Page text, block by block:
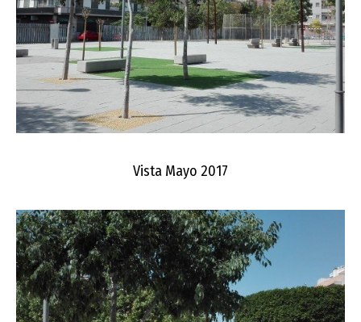
Vista Mayo 2017